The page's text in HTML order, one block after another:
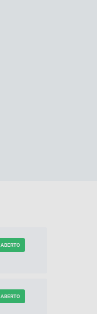
ABERTO
ABERTO